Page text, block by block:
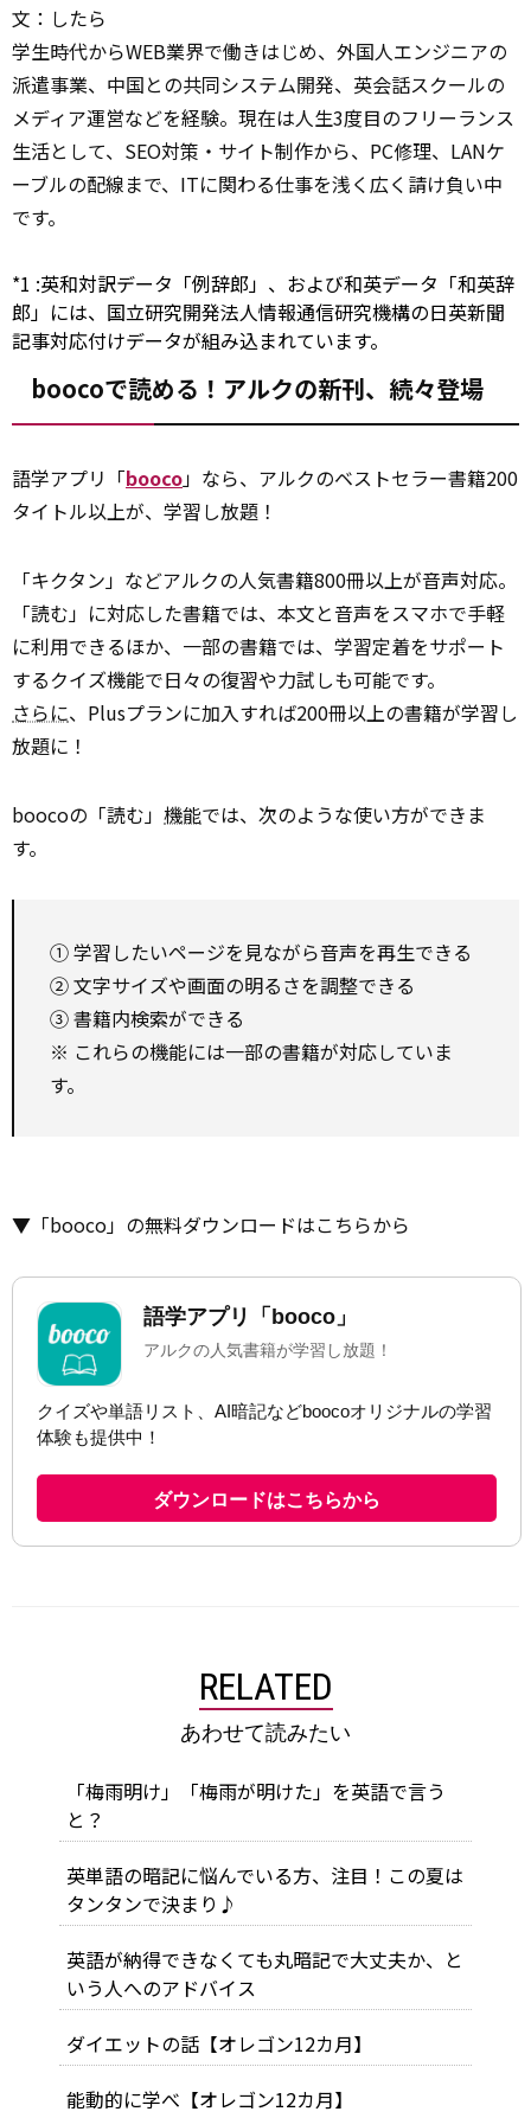
文：したら
学生時代からWEB業界で働きはじめ、外国人エンジニアの
派遣事業、中国との共同システム開発、英会話スクールの
メディア運営などを経験。現在は人生3度目のフリーランス
生活として、SEO対策・サイト制作から、PC修理、LANケ
ーブルの配線まで、ITに関わる仕事を浅く広く請け負い中
です。
*1 :英和対訳データ「例辞郎」、および和英データ「和英辞
郎」には、国立研究開発法人情報通信研究機構の日英新聞
記事対応付けデータが組み込まれています。
boocoで読める！アルクの新刊、続々登場
語学アプリ「booco」なら、アルクのベストセラー書籍200
タイトル以上が、学習し放題！
「キクタン」などアルクの人気書籍800冊以上が音声対応。
「読む」に対応した書籍では、本文と音声をスマホで手軽
に利用できるほか、一部の書籍では、学習定着をサポート
するクイズ機能で日々の復習や力試しも可能です。
さらに、Plusプランに加入すれば200冊以上の書籍が学習し
放題に！
boocoの「読む」 機能では、次のような使い方ができま
す。
① 学習したいページを見ながら音声を再生できる
② 文字サイズや画面の明るさを調整できる
③ 書籍内検索ができる
※ これらの機能には一部の書籍が対応していま
す。
▼「booco」の無料ダウンロードはこちらから
RELATED
あわせて読みたい
「梅雨明け」「梅雨が明けた」を英語で言う
と？
英単語の暗記に悩んでいる方、注目！この夏は
タンタンで決まり♪
英語が納得できなくても丸暗記で大丈夫か、と
いう人へのアドバイス
ダイエットの話【オレゴン12カ月】
能動的に学べ【オレゴン12カ月】